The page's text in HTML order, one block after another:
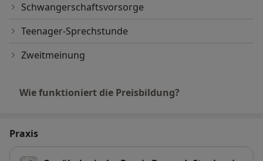
Schwangerschaftsvorsorge
Teenager-Sprechstunde
Zweitmeinung
Wie funktioniert die Preisbildung?
Praxis